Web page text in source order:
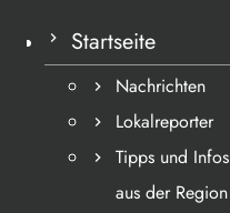
Startseite
Nachrichten
Lokalreporter
Tipps und Infos
aus der Region